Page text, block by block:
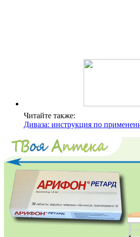
Читайте также:
Диваза: инструкция по